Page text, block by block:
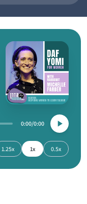
0:00
0:00
0.5x
1x
1.25x